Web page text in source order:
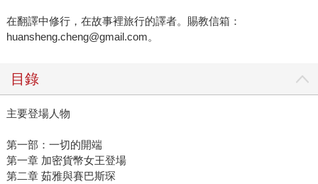
在翻譯中修行，在故事裡旅行的譯者。賜教信箱：
huansheng.cheng@gmail.com。
目錄
主要登場人物
第一部：一切的開端
第一章 加密貨幣女王登場
第二章 茹雅與賽巴斯琛